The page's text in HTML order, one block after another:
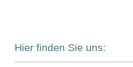
Hier finden Sie uns: